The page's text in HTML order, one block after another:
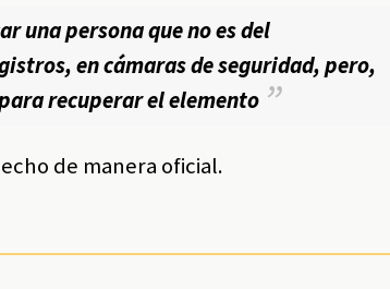
una persona que no es del
en cámaras de seguridad, pero,
recuperar el elemento
de manera oficial.